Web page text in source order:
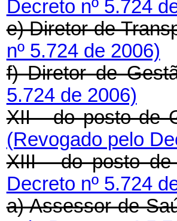
Decreto nº 5.724
e) Diretor de
nº 5.724 de 2006)
f) Diretor de
5.724 de 2006)
XII - do posto de
(Revogado pelo
XIII - do posto de
Decreto nº 5.724
a) Assessor de